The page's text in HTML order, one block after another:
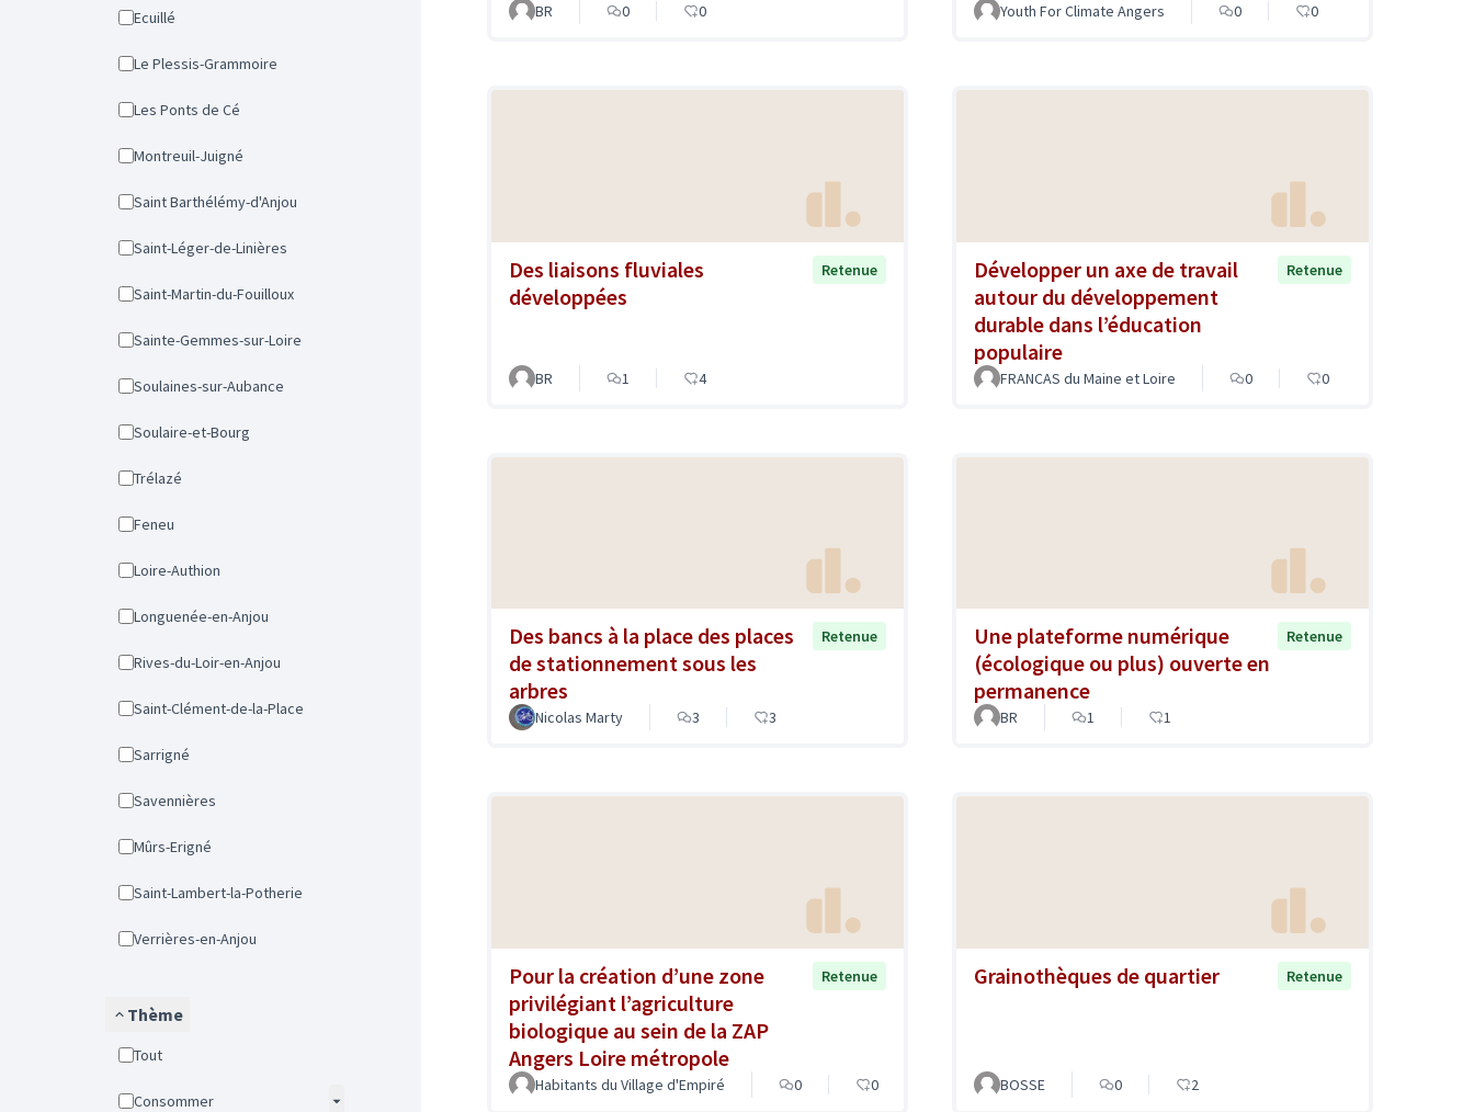
Ecuillé
Le Plessis-Grammoire
Les Ponts de Cé
Montreuil-Juigné
Saint Barthélémy-d'Anjou
Saint-Léger-de-Linières
Saint-Martin-du-Fouilloux
Sainte-Gemmes-sur-Loire
Soulaines-sur-Aubance
Soulaire-et-Bourg
Trélazé
Feneu
Loire-Authion
Longuenée-en-Anjou
Rives-du-Loir-en-Anjou
Saint-Clément-de-la-Place
Sarrigné
Savennières
Mûrs-Erigné
Saint-Lambert-la-Potherie
Verrières-en-Anjou
Thème
Tout
Consommer
BR 0 0 Youth For Climate Angers 0 0
Des liaisons fluviales
développées
Retenue
BR 1 4
Développer un axe de travail
autour du développement
durable dans l’éducation
populaire
Retenue
FRANCAS du Maine et Loire 0 0
Des bancs à la place des places
de stationnement sous les
arbres
Retenue
Nicolas Marty 3 3
Une plateforme numérique
(écologique ou plus) ouverte en
permanence
Retenue
BR 1 1
Pour la création d’une zone
privilégiant l’agriculture
biologique au sein de la ZAP
Angers Loire métropole
Retenue
Habitants du Village d'Empiré 0 0
Grainothèques de quartier Retenue
BOSSE 0 2